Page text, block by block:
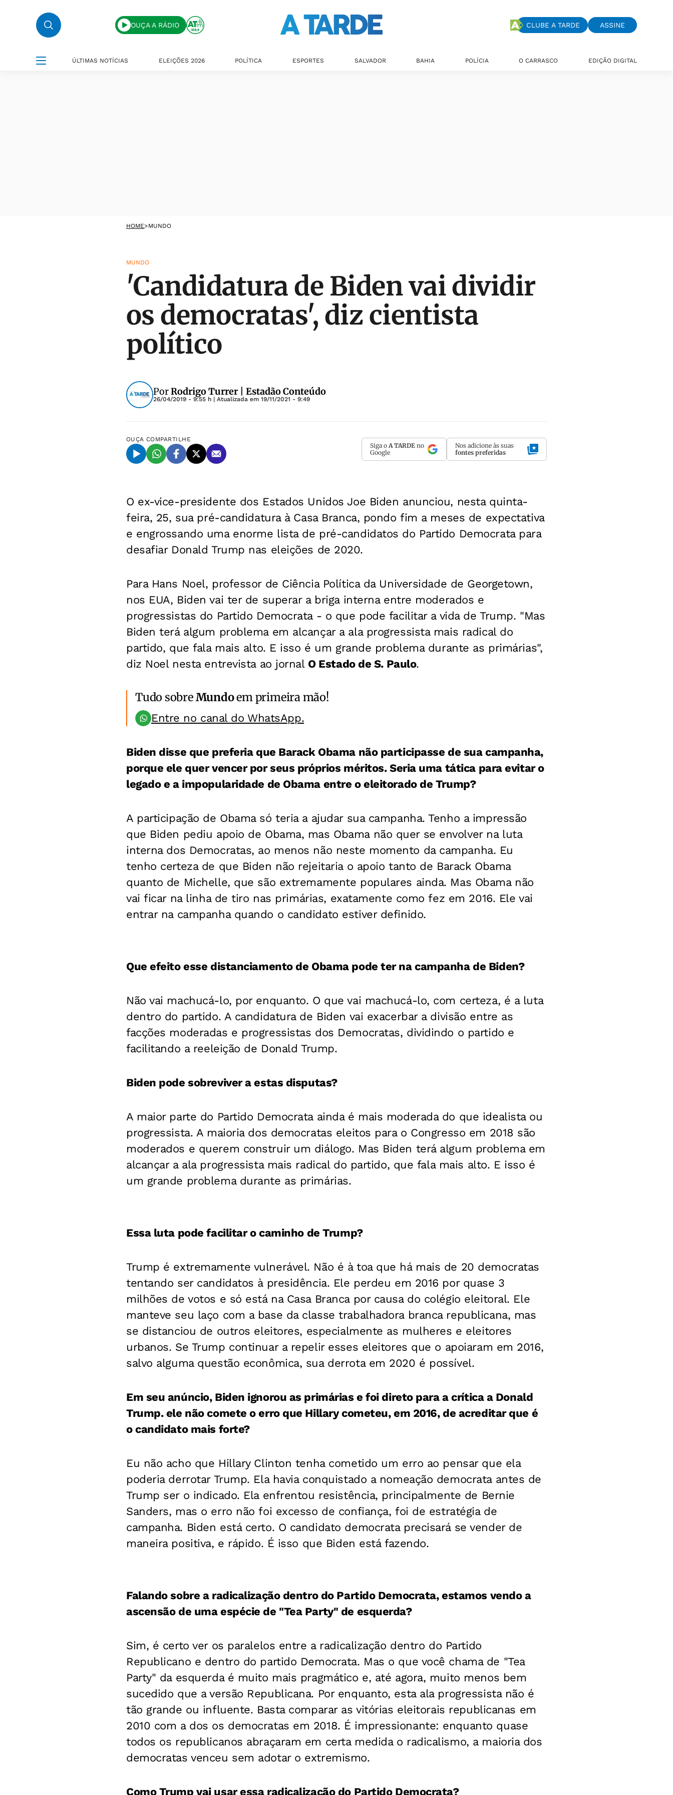
OUÇA A RÁDIO CLUBE A TARDE ASSINE
ÚLTIMAS NOTÍCIAS ELEIÇÕES 2026 POLÍTICA ESPORTES SALVADOR BAHIA POLÍCIA O CARRASCO EDIÇÃO DIGITAL
HOME>MUNDO
MUNDO
'Candidatura de Biden vai dividir
os democratas', diz cientista
político
PorRodrigo Turrer | Estadão Conteúdo
26/04/2019 - 9:55 h | Atualizada em 19/11/2021 - 9:49
OUÇA COMPARTILHE
Siga o A TARDE no
Google
Nos adicione às suas
fontes preferidas
O ex-vice-presidente dos Estados Unidos Joe Biden anunciou, nesta quinta-
feira, 25, sua pré-candidatura à Casa Branca, pondo fim a meses de expectativa
e engrossando uma enorme lista de pré-candidatos do Partido Democrata para
desafiar Donald Trump nas eleições de 2020.
Para Hans Noel, professor de Ciência Política da Universidade de Georgetown,
nos EUA, Biden vai ter de superar a briga interna entre moderados e
progressistas do Partido Democrata - o que pode facilitar a vida de Trump. "Mas
Biden terá algum problema em alcançar a ala progressista mais radical do
partido, que fala mais alto. E isso é um grande problema durante as primárias",
diz Noel nesta entrevista ao jornal O Estado de S. Paulo.
Tudo sobreMundoem primeira mão!
Entre no canal do WhatsApp.
Biden disse que preferia que Barack Obama não participasse de sua campanha,
porque ele quer vencer por seus próprios méritos. Seria uma tática para evitar o
legado e a impopularidade de Obama entre o eleitorado de Trump?
A participação de Obama só teria a ajudar sua campanha. Tenho a impressão
que Biden pediu apoio de Obama, mas Obama não quer se envolver na luta
interna dos Democratas, ao menos não neste momento da campanha. Eu
tenho certeza de que Biden não rejeitaria o apoio tanto de Barack Obama
quanto de Michelle, que são extremamente populares ainda. Mas Obama não
vai ficar na linha de tiro nas primárias, exatamente como fez em 2016. Ele vai
entrar na campanha quando o candidato estiver definido.
Que efeito esse distanciamento de Obama pode ter na campanha de Biden?
Não vai machucá-lo, por enquanto. O que vai machucá-lo, com certeza, é a luta
dentro do partido. A candidatura de Biden vai exacerbar a divisão entre as
facções moderadas e progressistas dos Democratas, dividindo o partido e
facilitando a reeleição de Donald Trump.
Biden pode sobreviver a estas disputas?
A maior parte do Partido Democrata ainda é mais moderada do que idealista ou
progressista. A maioria dos democratas eleitos para o Congresso em 2018 são
moderados e querem construir um diálogo. Mas Biden terá algum problema em
alcançar a ala progressista mais radical do partido, que fala mais alto. E isso é
um grande problema durante as primárias.
Essa luta pode facilitar o caminho de Trump?
Trump é extremamente vulnerável. Não é à toa que há mais de 20 democratas
tentando ser candidatos à presidência. Ele perdeu em 2016 por quase 3
milhões de votos e só está na Casa Branca por causa do colégio eleitoral. Ele
manteve seu laço com a base da classe trabalhadora branca republicana, mas
se distanciou de outros eleitores, especialmente as mulheres e eleitores
urbanos. Se Trump continuar a repelir esses eleitores que o apoiaram em 2016,
salvo alguma questão econômica, sua derrota em 2020 é possível.
Em seu anúncio, Biden ignorou as primárias e foi direto para a crítica a Donald
Trump. ele não comete o erro que Hillary cometeu, em 2016, de acreditar que é
o candidato mais forte?
Eu não acho que Hillary Clinton tenha cometido um erro ao pensar que ela
poderia derrotar Trump. Ela havia conquistado a nomeação democrata antes de
Trump ser o indicado. Ela enfrentou resistência, principalmente de Bernie
Sanders, mas o erro não foi excesso de confiança, foi de estratégia de
campanha. Biden está certo. O candidato democrata precisará se vender de
maneira positiva, e rápido. É isso que Biden está fazendo.
Falando sobre a radicalização dentro do Partido Democrata, estamos vendo a
ascensão de uma espécie de "Tea Party" de esquerda?
Sim, é certo ver os paralelos entre a radicalização dentro do Partido
Republicano e dentro do partido Democrata. Mas o que você chama de "Tea
Party" da esquerda é muito mais pragmático e, até agora, muito menos bem
sucedido que a versão Republicana. Por enquanto, esta ala progressista não é
tão grande ou influente. Basta comparar as vitórias eleitorais republicanas em
2010 com a dos os democratas em 2018. É impressionante: enquanto quase
todos os republicanos abraçaram em certa medida o radicalismo, a maioria dos
democratas venceu sem adotar o extremismo.
Como Trump vai usar essa radicalização do Partido Democrata?